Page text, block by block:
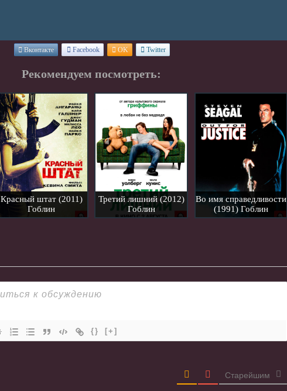
Вконтакте Facebook OK Twitter
Рекомендуем посмотреть:
Красный штат (2011)
Гоблин
Третий лишний (2012)
Гоблин
Во имя справедливости
(1991) Гоблин
{} [+]
Старейшим